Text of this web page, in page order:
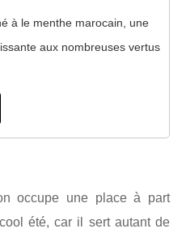
à le menthe marocain, une
aux nombreuses vertus
occupe une place à part
été, car il sert autant de